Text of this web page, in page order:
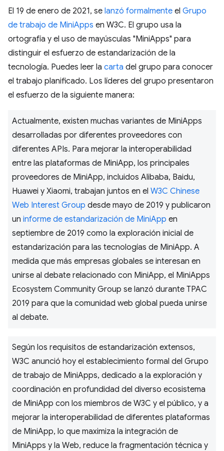
El 19 de enero de 2021, se lanzó formalmente el Grupo
de trabajo de MiniApps en W3C. El grupo usa la
ortografía y el uso de mayúsculas "MiniApps" para
distinguir el esfuerzo de estandarización de la
tecnología. Puedes leer la carta del grupo para conocer
el trabajo planificado. Los líderes del grupo presentaron
el esfuerzo de la siguiente manera:
Actualmente, existen muchas variantes de MiniApps
desarrolladas por diferentes proveedores con
diferentes APIs. Para mejorar la interoperabilidad
entre las plataformas de MiniApp, los principales
proveedores de MiniApp, incluidos Alibaba, Baidu,
Huawei y Xiaomi, trabajan juntos en el W3C Chinese
Web Interest Group desde mayo de 2019 y publicaron
un informe de estandarización de MiniApp en
septiembre de 2019 como la exploración inicial de
estandarización para las tecnologías de MiniApp. A
medida que más empresas globales se interesan en
unirse al debate relacionado con MiniApp, el MiniApps
Ecosystem Community Group se lanzó durante TPAC
2019 para que la comunidad web global pueda unirse
al debate.
Según los requisitos de estandarización extensos,
W3C anunció hoy el establecimiento formal del Grupo
de trabajo de MiniApps, dedicado a la exploración y
coordinación en profundidad del diverso ecosistema
de MiniApp con los miembros de W3C y el público, y a
mejorar la interoperabilidad de diferentes plataformas
de MiniApp, lo que maximiza la integración de
MiniApps y la Web, reduce la fragmentación técnica y